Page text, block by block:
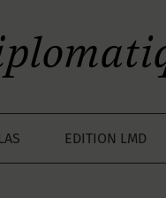
EDITION LMD